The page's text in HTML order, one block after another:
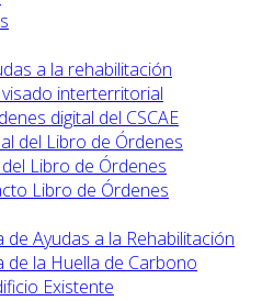
a la rehabilitación
interterritorial
digital del CSCAE
del Libro de Órdenes
del Libro de Órdenes
Libro de Órdenes
de Ayudas a la Rehabilitación
de la Huella de Carbono
Existente